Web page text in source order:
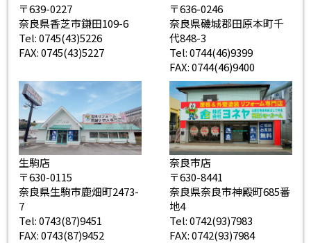
〒639-0227
奈良県香芝市鎌田109-6
Tel: 0745(43)5226
FAX: 0745(43)5227
〒636-0246
奈良県磯城郡田原本町千
代848-3
Tel: 0744(46)9399
FAX: 0744(46)9400
生駒店
〒630-0115
奈良県生駒市鹿畑町2473-
7
Tel: 0743(87)9451
FAX: 0743(87)9452
奈良市店
〒630-8441
奈良県奈良市神殿町685番
地4
Tel: 0742(93)7983
FAX: 0742(93)7984